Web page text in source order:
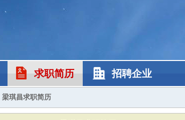
求职简历 招聘企业
梁琪昌求职简历